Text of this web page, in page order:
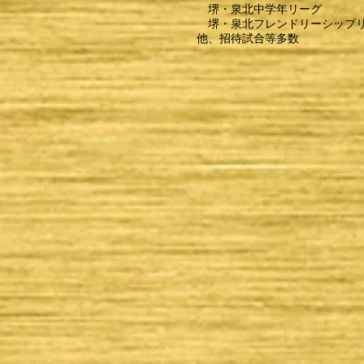
堺・泉北中学年リーグ
堺・泉北フレンドリーシップ
他、招待試合等多数